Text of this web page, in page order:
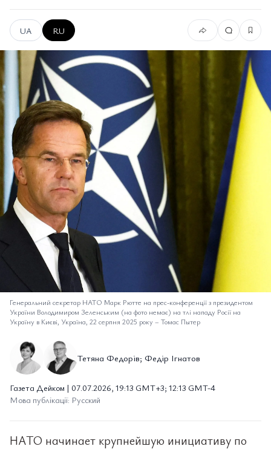
UA RU
Генеральний секретар НАТО Марк Рютте на прес-конференції з президентом
України Володимиром Зеленським (на фото немає) на тлі нападу Росії на
Україну в Києві, Україна, 22 серпня 2025 року – Томас Пытер
Тетяна Федорів; Федір Ігнатов
Газета Дейком | 07.07.2026, 19:13 GMT+3; 12:13 GMT-4
Мова публікації: Русский
НАТО начинает крупнейшую инициативу по